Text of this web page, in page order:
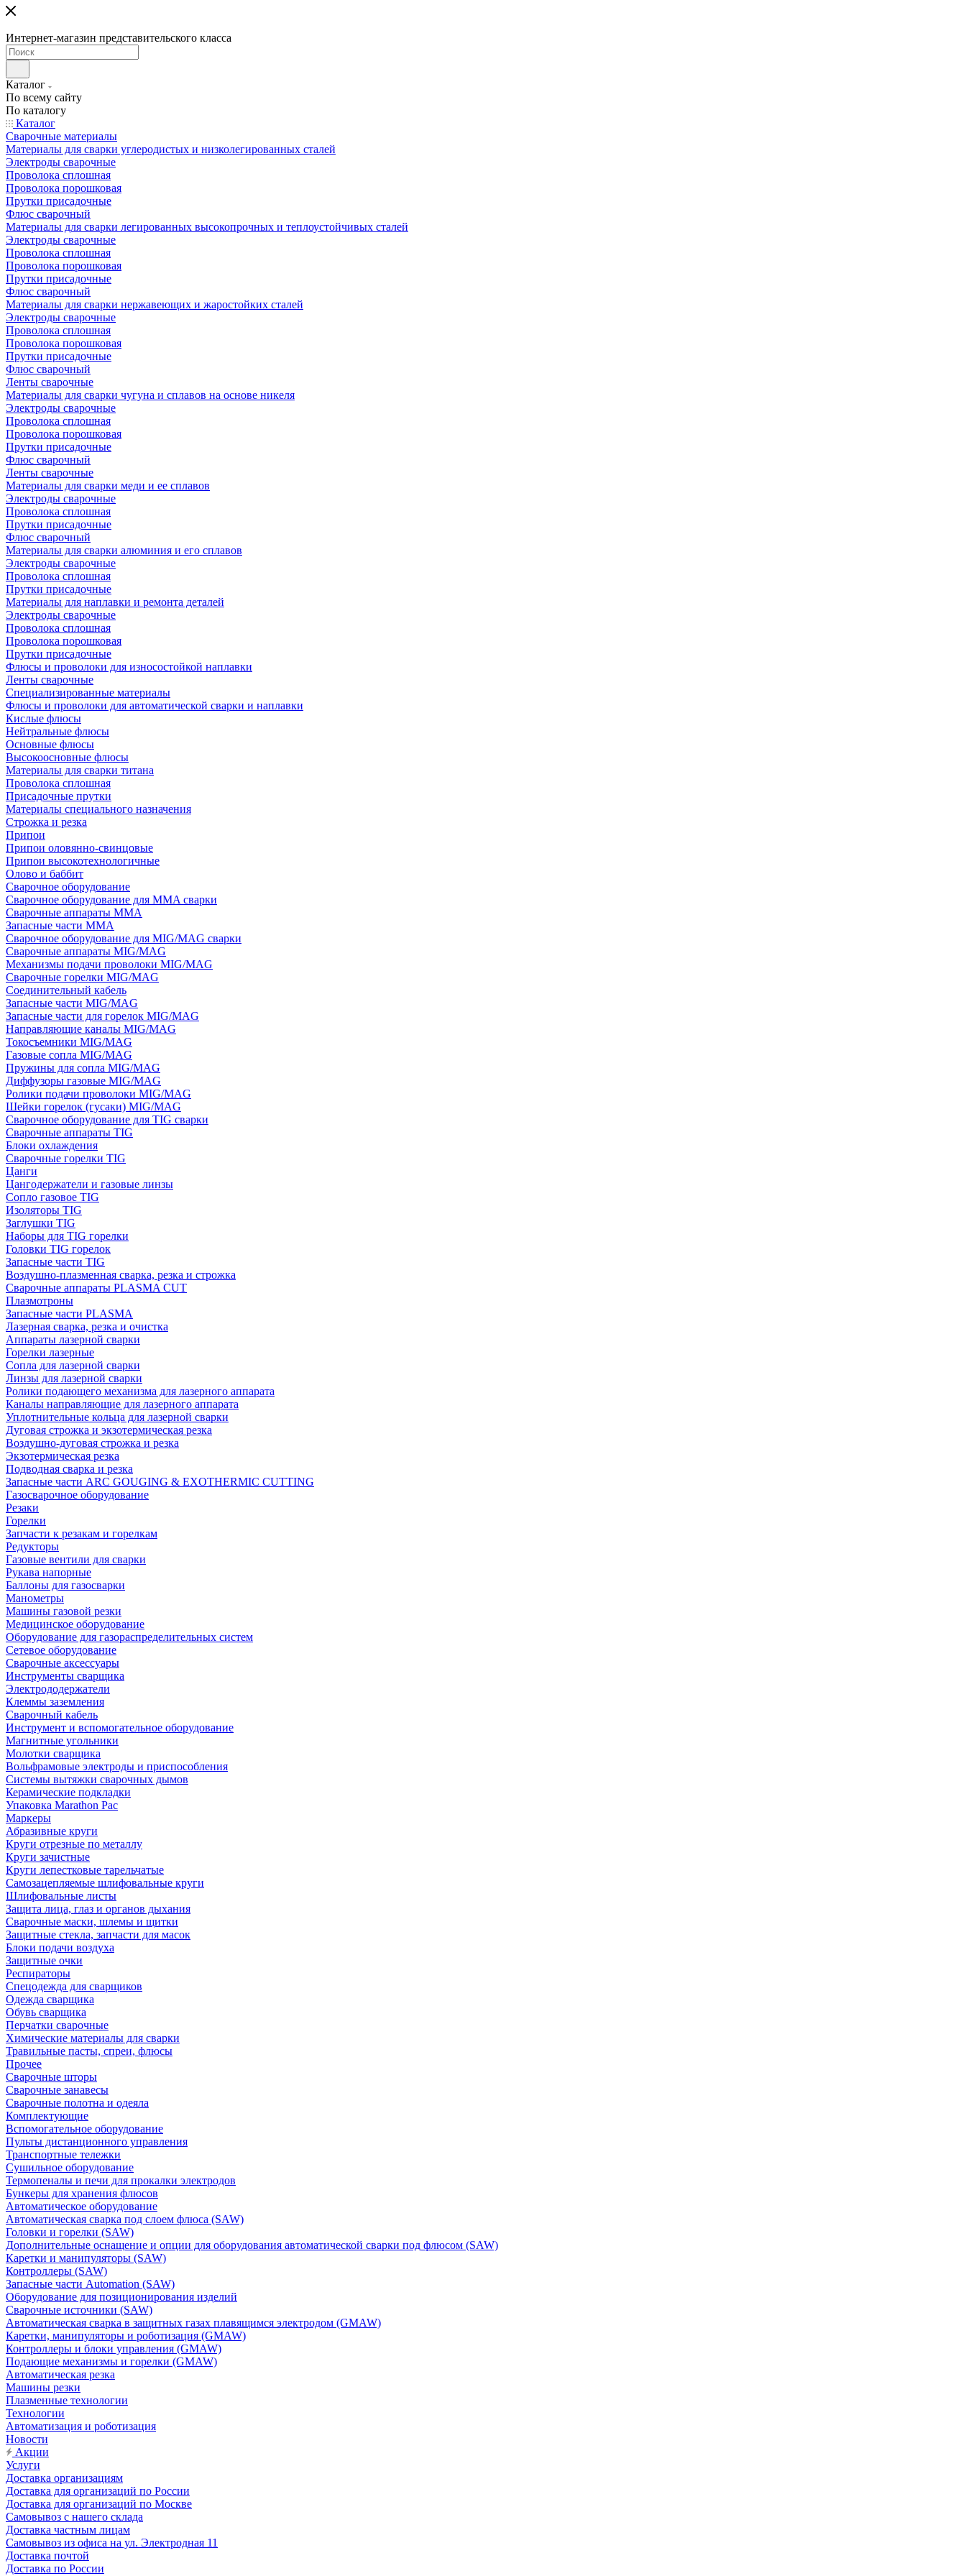
Интернет-магазин представительского класса
Каталог
По всему сайту
По каталогу
Каталог
Сварочные материалы
Материалы для сварки углеродистых и низколегированных сталей
Электроды сварочные
Проволока сплошная
Проволока порошковая
Прутки присадочные
Флюс сварочный
Материалы для сварки легированных высокопрочных и теплоустойчивых сталей
Электроды сварочные
Проволока сплошная
Проволока порошковая
Прутки присадочные
Флюс сварочный
Материалы для сварки нержавеющих и жаростойких сталей
Электроды сварочные
Проволока сплошная
Проволока порошковая
Прутки присадочные
Флюс сварочный
Ленты сварочные
Материалы для сварки чугуна и сплавов на основе никеля
Электроды сварочные
Проволока сплошная
Проволока порошковая
Прутки присадочные
Флюс сварочный
Ленты сварочные
Материалы для сварки меди и ее сплавов
Электроды сварочные
Проволока сплошная
Прутки присадочные
Флюс сварочный
Материалы для сварки алюминия и его сплавов
Электроды сварочные
Проволока сплошная
Прутки присадочные
Материалы для наплавки и ремонта деталей
Электроды сварочные
Проволока сплошная
Проволока порошковая
Прутки присадочные
Флюсы и проволоки для износостойкой наплавки
Ленты сварочные
Специализированные материалы
Флюсы и проволоки для автоматической сварки и наплавки
Кислые флюсы
Нейтральные флюсы
Основные флюсы
Высокоосновные флюсы
Материалы для сварки титана
Проволока сплошная
Присадочные прутки
Материалы специального назначения
Строжка и резка
Припои
Припои оловянно-свинцовые
Припои высокотехнологичные
Олово и баббит
Сварочное оборудование
Сварочное оборудование для MMA сварки
Сварочные аппараты MMA
Запасные части MMA
Сварочное оборудование для MIG/MAG сварки
Сварочные аппараты MIG/MAG
Механизмы подачи проволоки MIG/MAG
Сварочные горелки MIG/MAG
Соединительный кабель
Запасные части MIG/MAG
Запасные части для горелок MIG/MAG
Направляющие каналы MIG/MAG
Токосъемники MIG/MAG
Газовые сопла MIG/MAG
Пружины для сопла MIG/MAG
Диффузоры газовые MIG/MAG
Ролики подачи проволоки MIG/MAG
Шейки горелок (гусаки) MIG/MAG
Сварочное оборудование для TIG сварки
Сварочные аппараты TIG
Блоки охлаждения
Сварочные горелки TIG
Цанги
Цангодержатели и газовые линзы
Сопло газовое TIG
Изоляторы TIG
Заглушки TIG
Наборы для TIG горелки
Головки TIG горелок
Запасные части TIG
Воздушно-плазменная сварка, резка и строжка
Сварочные аппараты PLASMA CUT
Плазмотроны
Запасные части PLASMA
Лазерная сварка, резка и очистка
Аппараты лазерной сварки
Горелки лазерные
Сопла для лазерной сварки
Линзы для лазерной сварки
Ролики подающего механизма для лазерного аппарата
Каналы направляющие для лазерного аппарата
Уплотнительные кольца для лазерной сварки
Дуговая строжка и экзотермическая резка
Воздушно-дуговая строжка и резка
Экзотермическая резка
Подводная сварка и резка
Запасные части ARC GOUGING & EXOTHERMIC CUTTING
Газосварочное оборудование
Резаки
Горелки
Запчасти к резакам и горелкам
Редукторы
Газовые вентили для сварки
Рукава напорные
Баллоны для газосварки
Манометры
Машины газовой резки
Медицинское оборудование
Оборудование для газораспределительных систем
Сетевое оборудование
Сварочные аксессуары
Инструменты сварщика
Электрододержатели
Клеммы заземления
Сварочный кабель
Инструмент и вспомогательное оборудование
Магнитные угольники
Молотки сварщика
Вольфрамовые электроды и приспособления
Системы вытяжки сварочных дымов
Керамические подкладки
Упаковка Marathon Pac
Маркеры
Абразивные круги
Круги отрезные по металлу
Круги зачистные
Круги лепестковые тарельчатые
Самозацепляемые шлифовальные круги
Шлифовальные листы
Защита лица, глаз и органов дыхания
Сварочные маски, шлемы и щитки
Защитные стекла, запчасти для масок
Блоки подачи воздуха
Защитные очки
Респираторы
Спецодежда для сварщиков
Одежда сварщика
Обувь сварщика
Перчатки сварочные
Химические материалы для сварки
Травильные пасты, спреи, флюсы
Прочее
Сварочные шторы
Сварочные занавесы
Сварочные полотна и одеяла
Комплектующие
Вспомогательное оборудование
Пульты дистанционного управления
Транспортные тележки
Сушильное оборудование
Термопеналы и печи для прокалки электродов
Бункеры для хранения флюсов
Автоматическое оборудование
Автоматическая сварка под слоем флюса (SAW)
Головки и горелки (SAW)
Дополнительные оснащение и опции для оборудования автоматической сварки под флюсом (SAW)
Каретки и манипуляторы (SAW)
Контроллеры (SAW)
Запасные части Automation (SAW)
Оборудование для позиционирования изделий
Сварочные источники (SAW)
Автоматическая сварка в защитных газах плавящимся электродом (GMAW)
Каретки, манипуляторы и роботизация (GMAW)
Контроллеры и блоки управления (GMAW)
Подающие механизмы и горелки (GMAW)
Автоматическая резка
Машины резки
Плазменные технологии
Технологии
Автоматизация и роботизация
Новости
Акции
Услуги
Доставка организациям
Доставка для организаций по России
Доставка для организаций по Москве
Самовывоз с нашего склада
Доставка частным лицам
Самовывоз из офиса на ул. Электродная 11
Доставка почтой
Доставка по России